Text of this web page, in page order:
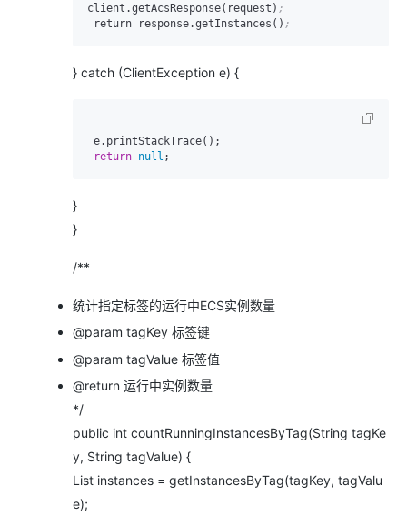
client.getAcsResponse(request) ;
return response.getInstances() ;
} catch (ClientException e) {
return null
}
}
/**
统计指定标签的运行中ECS实例数量
@param tagKey 标签键
@param tagValue 标签值
@return 运行中实例数量
*/
public int countRunningInstancesByTag(String tagKe
y, String tagValue) {
List instances = getInstancesByTag(tagKey, tagValu
e);